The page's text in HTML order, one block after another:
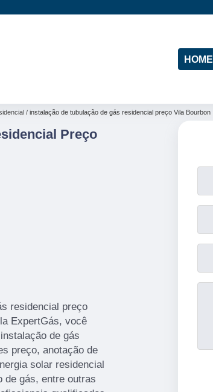
HOME
instalação de tubulação de gás residencial preço Vila Bourbon
Preço
residencial preço
ExpertGás, você
de gás
preço, anotação de
solar residencial
de gás, entre outras